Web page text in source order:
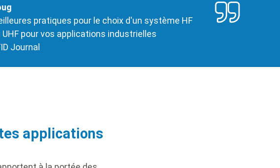
pratiques pour le choix d'un système HF
UHF pour vos applications industrielles
Journal
applications